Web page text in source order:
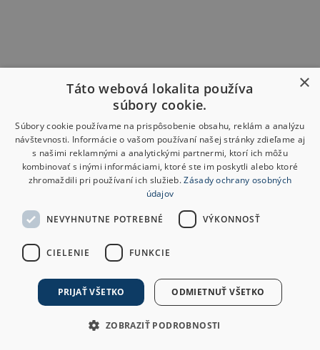
×
Táto webová lokalita používa
súbory cookie.
Súbory cookie používame na prispôsobenie obsahu, reklám a analýzu
návštevnosti. Informácie o vašom používaní našej stránky zdieľame aj
s našimi reklamnými a analytickými partnermi, ktorí ich môžu
kombinovať s inými informáciami, ktoré ste im poskytli alebo ktoré
zhromaždili pri používaní ich služieb.Zásady ochrany osobných
údajov
NEVYHNUTNE POTREBNÉ VÝKONNOSŤ
CIELENIE FUNKCIE
PRIJAŤ VŠETKO ODMIETNUŤ VŠETKO
ZOBRAZIŤ PODROBNOSTI